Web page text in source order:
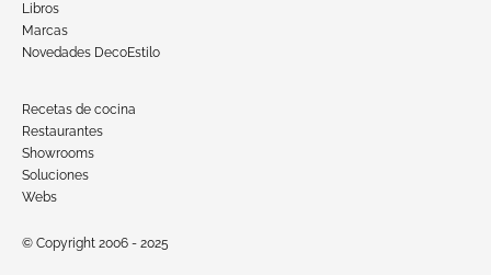
Libros
Marcas
Novedades DecoEstilo
Recetas de cocina
Restaurantes
Showrooms
Soluciones
Webs
© Copyright 2006 - 2025